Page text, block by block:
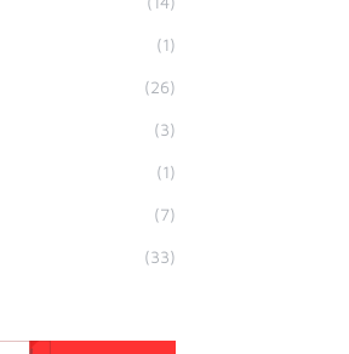
(1)
(26)
(3)
(1)
(7)
(33)